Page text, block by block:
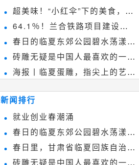
超美味！“小红伞”下的美食，绝
不能错过~
64.1％！兰合铁路项目建设加
速推进
春日的临夏东郊公园碧水荡漾、
春花烂漫
砖雕无疑是中国人最喜欢的一种
雕刻艺术，它不仅是民间实用美术
和建筑装饰艺术的有机结合，更成
为中国建筑史上彰品东方美不可磨
灭的一笔。一方青砖里不仅藏着广
海报丨临夏蛋雕，指尖上的艺术
~
新闻排行
就业创业春潮涌
春日的临夏东郊公园碧水荡漾、
春花烂漫
春日里，甘肃省临夏回族自治州
砖雕无疑是中国人最喜欢的一种